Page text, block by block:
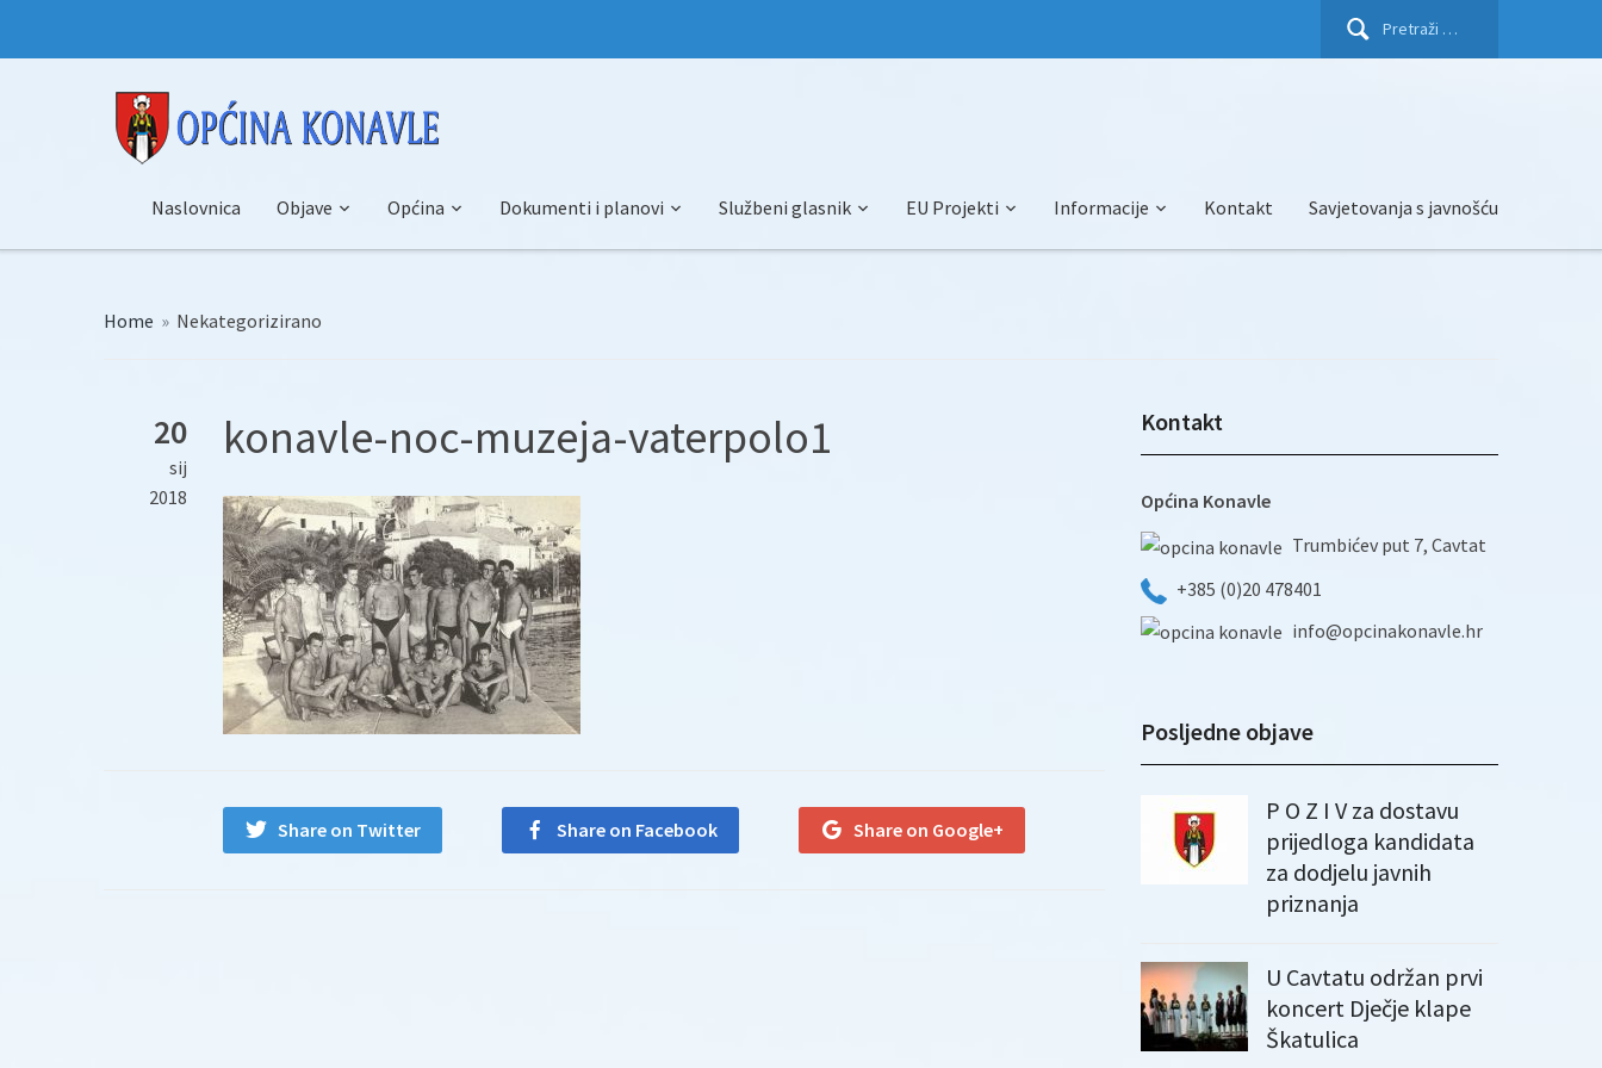
Pretraži:
Naslovnica Objave Općina Dokumenti i planovi Službeni glasnik EU Projekti Informacije Kontakt Savjetovanja s javnošću
Home » Nekategorizirano
20
sij
2018
konavle-noc-muzeja-vaterpolo1
Share on Twitter Share on Facebook Share on Google+
Kontakt
Općina Konavle
Trumbićev put 7, Cavtat
+385 (0)20 478401
info@opcinakonavle.hr
Posljedne objave
P O Z I V za dostavu
prijedloga kandidata
za dodjelu javnih
priznanja
U Cavtatu održan prvi
koncert Dječje klape
Škatulica